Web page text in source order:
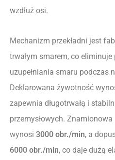
wzdłuż osi.
Mechanizm przekładni jest
trwałym smarem, co
uzupełniania smaru podczas
Deklarowana żywotność
zapewnia długotrwałą i
przemysłowych.
wynosi 3000 obr./min, a
6000 obr./min, co daje dużą